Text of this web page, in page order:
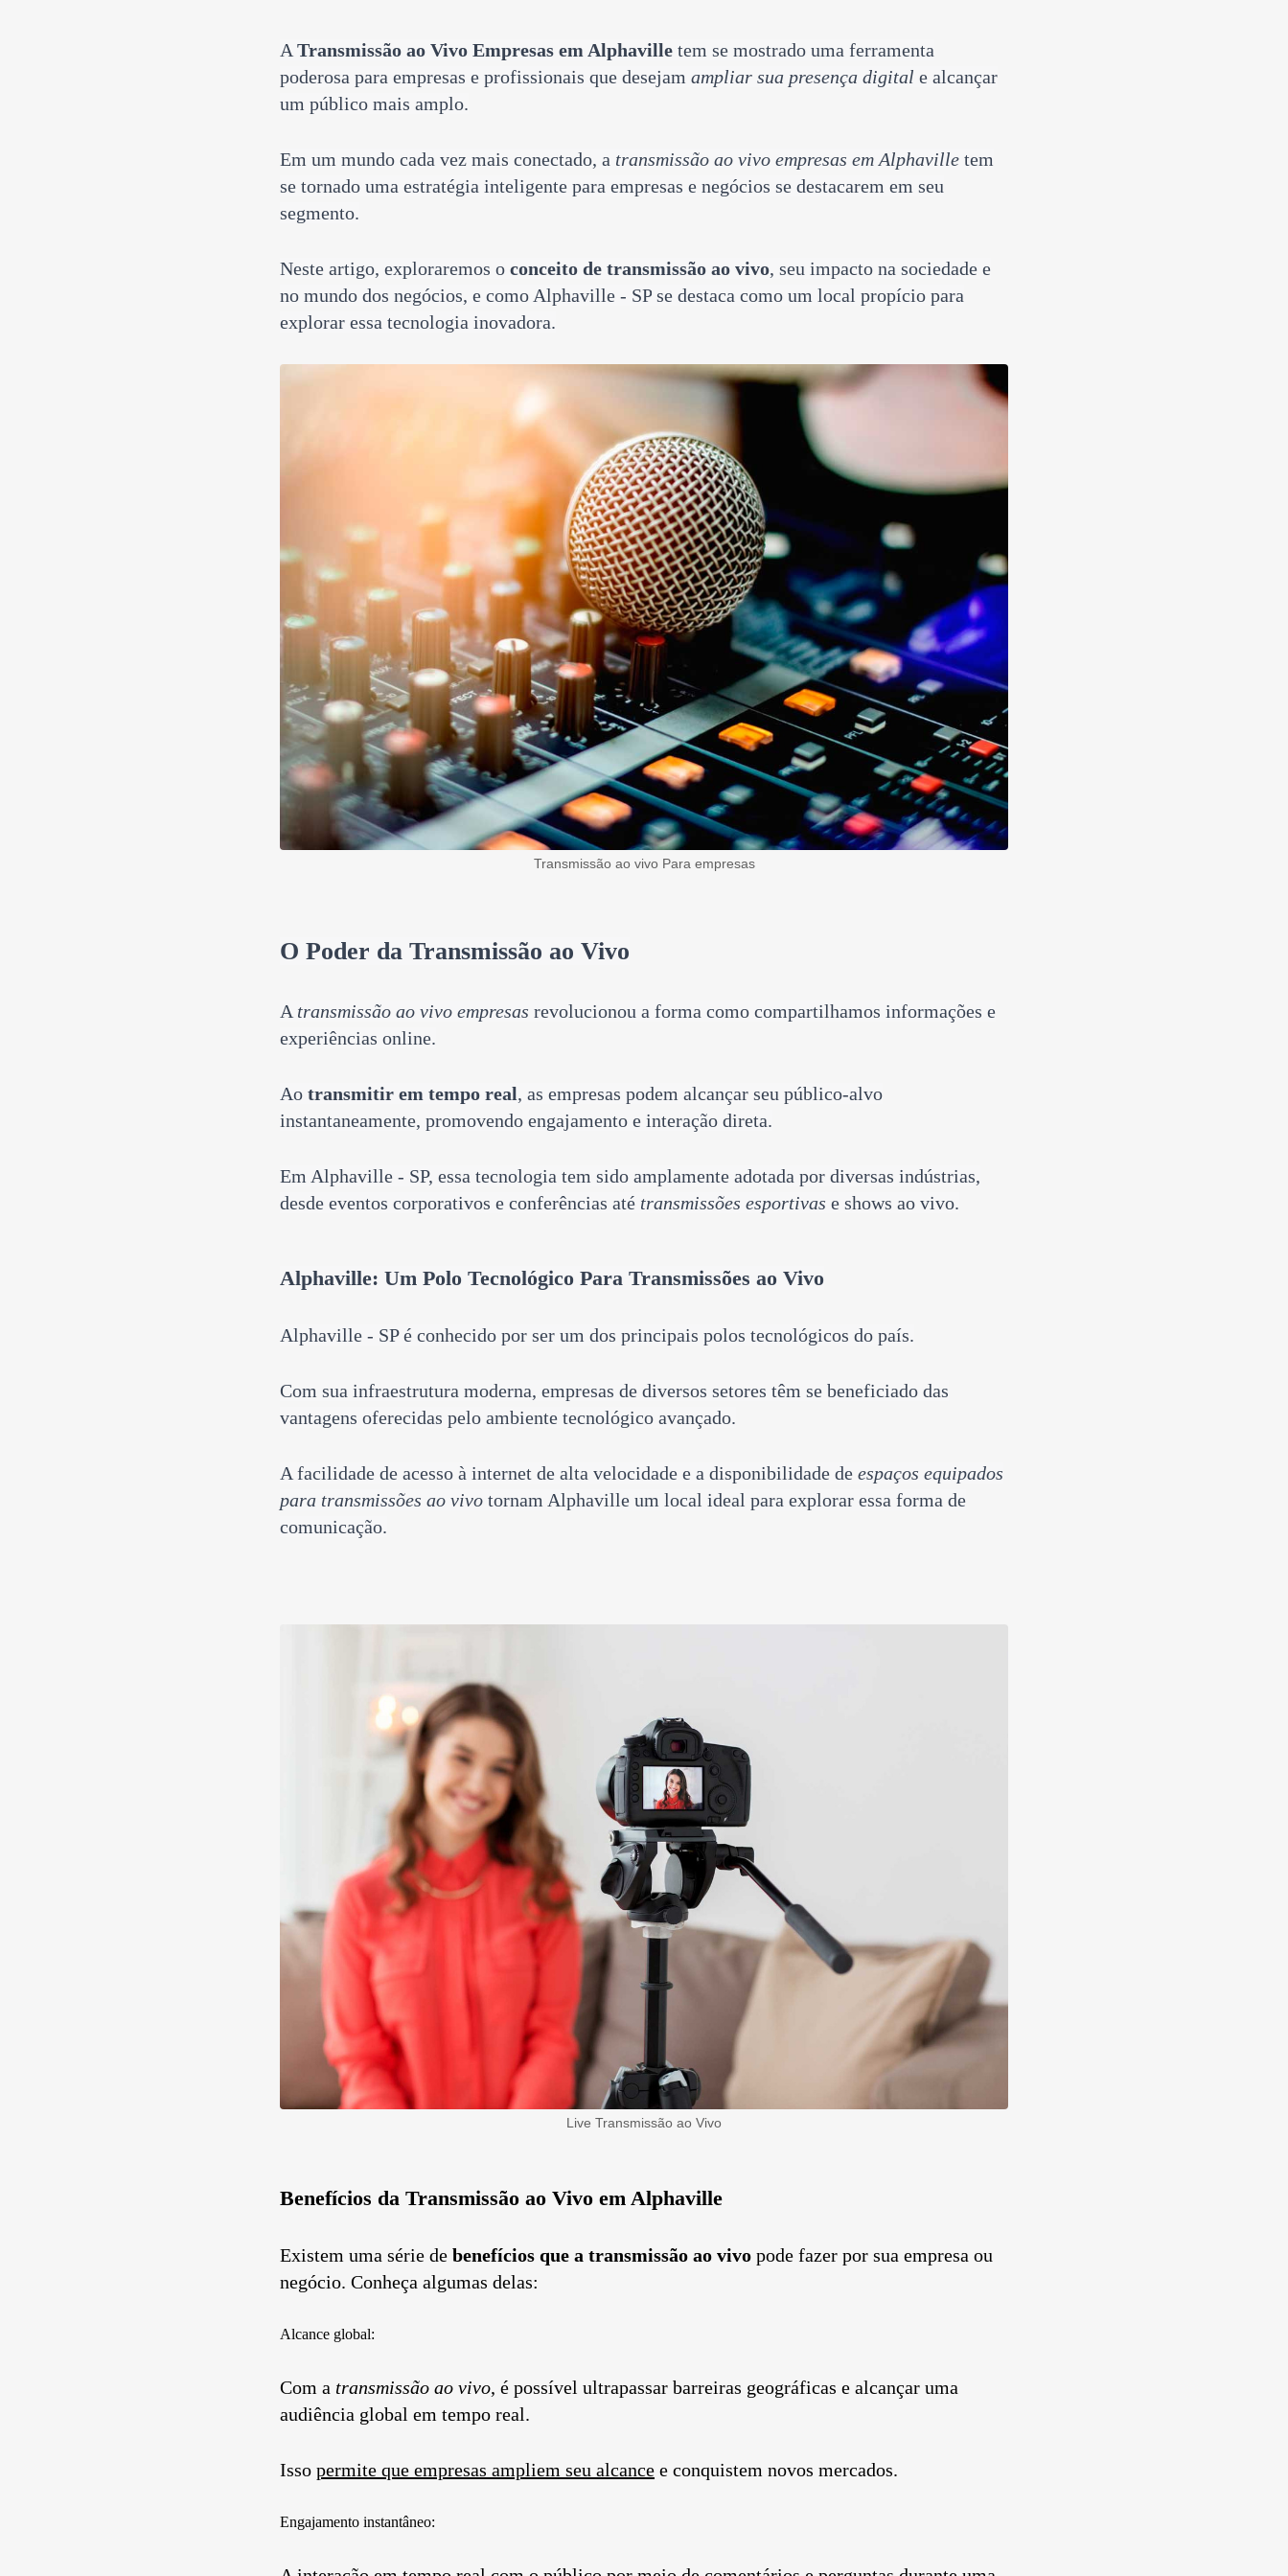
A Transmissão ao Vivo Empresas em Alphaville tem se mostrado uma ferramenta
poderosa para empresas e profissionais que desejam ampliar sua presença digital e alcançar
um público mais amplo.
Em um mundo cada vez mais conectado, a transmissão ao vivo empresas em Alphaville tem
se tornado uma estratégia inteligente para empresas e negócios se destacarem em seu
segmento.
Neste artigo, exploraremos o conceito de transmissão ao vivo, seu impacto na sociedade e
no mundo dos negócios, e como Alphaville - SP se destaca como um local propício para
explorar essa tecnologia inovadora.
Transmissão ao vivo Para empresas
O Poder da Transmissão ao Vivo
A transmissão ao vivo empresas revolucionou a forma como compartilhamos informações e
experiências online.
Ao transmitir em tempo real, as empresas podem alcançar seu público-alvo
instantaneamente, promovendo engajamento e interação direta.
Em Alphaville - SP, essa tecnologia tem sido amplamente adotada por diversas indústrias,
desde eventos corporativos e conferências até transmissões esportivas e shows ao vivo.
Alphaville: Um Polo Tecnológico Para Transmissões ao Vivo
Alphaville - SP é conhecido por ser um dos principais polos tecnológicos do país.
Com sua infraestrutura moderna, empresas de diversos setores têm se beneficiado das
vantagens oferecidas pelo ambiente tecnológico avançado.
A facilidade de acesso à internet de alta velocidade e a disponibilidade de espaços equipados
para transmissões ao vivo tornam Alphaville um local ideal para explorar essa forma de
comunicação.
Live Transmissão ao Vivo
Benefícios da Transmissão ao Vivo em Alphaville
Existem uma série de benefícios que a transmissão ao vivo pode fazer por sua empresa ou
negócio. Conheça algumas delas:
Alcance global:
Com a transmissão ao vivo, é possível ultrapassar barreiras geográficas e alcançar uma
audiência global em tempo real.
Isso permite que empresas ampliem seu alcance e conquistem novos mercados.
Engajamento instantâneo: